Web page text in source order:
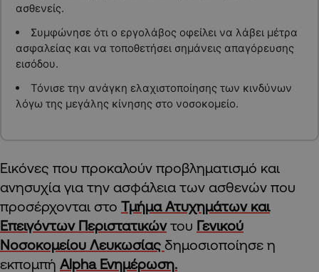
ασθενείς.
Συμφώνησε ότι ο εργολάβος οφείλει να λάβει μέτρα
ασφαλείας και να τοποθετήσει σημάνεις απαγόρευσης
εισόδου.
Τόνισε την ανάγκη ελαχιστοποίησης των κινδύνων
λόγω της μεγάλης κίνησης στο νοσοκομείο.
Εικόνες που προκαλούν προβληματισμό και
ανησυχία για την ασφάλεια των ασθενών που
προσέρχονται στο Τμήμα Ατυχημάτων και
Επειγόντων Περιστατικώντου Γενικού
Νοσοκομείου Λευκωσίας δημοσιοποίησε η
εκπομπή Alpha Ενημέρωση.